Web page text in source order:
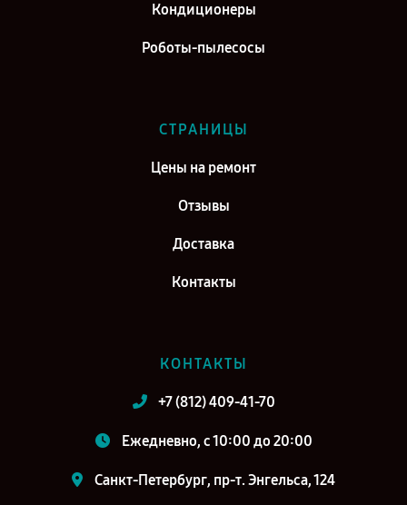
Кондиционеры
Роботы-пылесосы
СТРАНИЦЫ
Цены на ремонт
Отзывы
Доставка
Контакты
КОНТАКТЫ
+7 (812) 409-41-70
Ежедневно, с 10:00 до 20:00
Санкт-Петербург, пр-т. Энгельса, 124